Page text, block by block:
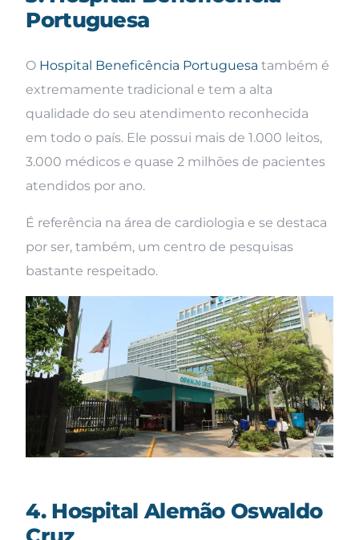
Portuguesa
O Hospital Beneficência Portuguesa também é
extremamente tradicional e tem a alta
qualidade do seu atendimento reconhecida
em todo o país. Ele possui mais de 1.000 leitos,
3.000 médicos e quase 2 milhões de pacientes
atendidos por ano.
É referência na área de cardiologia e se destaca
por ser, também, um centro de pesquisas
bastante respeitado.
4. Hospital Alemão Oswaldo